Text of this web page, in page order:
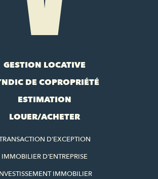
GESTION LOCATIVE
DE COPROPRIÉTÉ
ESTIMATION
LOUER/ACHETER
D'EXCEPTION
IMMOBILIER D'ENTREPRISE
IMMOBILIER